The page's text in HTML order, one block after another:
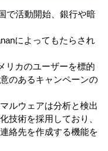
で活動開始、銀行や暗
によってもたらされ
リカのユーザーを標的
のあるキャンペーンの
ルウェアは分析と検出
技術を採用しており、
絡先を作成する機能を